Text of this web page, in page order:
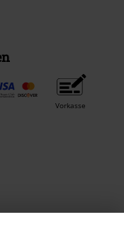
Vorkasse